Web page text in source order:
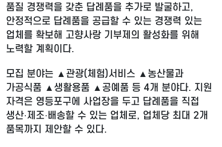
품질 경쟁력을 갖춘 답례품을 추가로 발굴하고,
안정적으로 답례품을 공급할 수 있는 경쟁력 있는
업체를 확보해 고향사랑 기부제의 활성화를 위해
노력할 계획이다.
모집 분야는 ▲관광(체험)서비스 ▲농산물과
가공식품 ▲생활용품 ▲공예품 등 4개 분야다. 지원
자격은 영등포구에 사업장을 두고 답례품을 직접
생산·제조·배송할 수 있는 업체로, 업체당 최대 2개
품목까지 제안할 수 있다.